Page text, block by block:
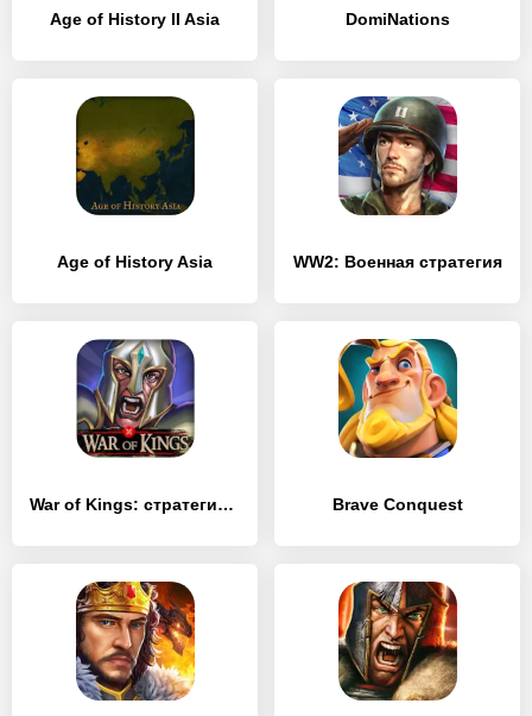
Age of History II Asia DomiNations
Age of History Asia WW2: Военная стратегия
War of Kings: стратегия война игра Brave Conquest